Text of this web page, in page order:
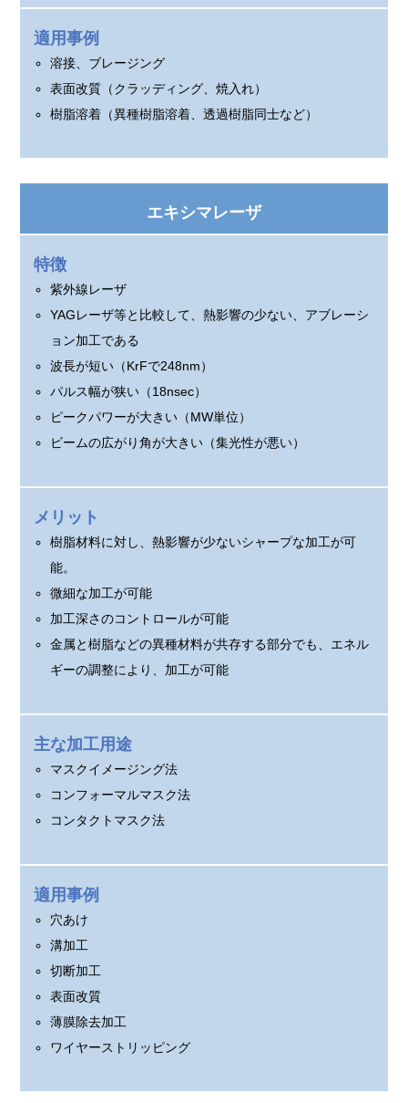
適用事例
溶接、ブレージング
表面改質（クラッディング、焼入れ）
樹脂溶着（異種樹脂溶着、透過樹脂同士など）
エキシマレーザ
特徴
紫外線レーザ
YAGレーザ等と比較して、熱影響の少ない、アブレーシ
ョン加工である
波長が短い（KrFで248nm）
パルス幅が狭い（18nsec）
ピークパワーが大きい（MW単位）
ビームの広がり角が大きい（集光性が悪い）
メリット
樹脂材料に対し、熱影響が少ないシャープな加工が可
能。
微細な加工が可能
加工深さのコントロールが可能
金属と樹脂などの異種材料が共存する部分でも、エネル
ギーの調整により、加工が可能
主な加工用途
マスクイメージング法
コンフォーマルマスク法
コンタクトマスク法
適用事例
穴あけ
溝加工
切断加工
表面改質
薄膜除去加工
ワイヤーストリッピング